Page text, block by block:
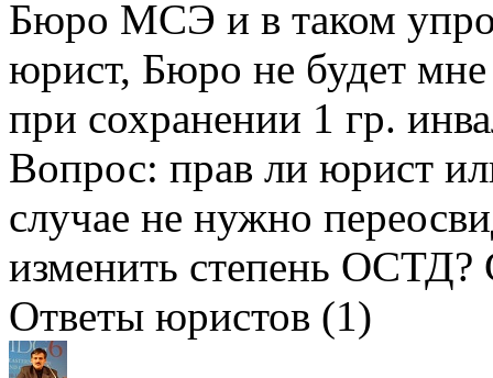
Бюро МСЭ и в таком
юрист, Бюро не будет
при сохранении 1 гр.
Вопрос: прав ли юрист
случае не нужно
изменить степень
Ответы юристов (1)